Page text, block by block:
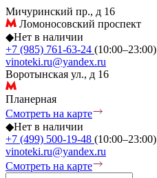
Мичуринский пр., д 16
Ломоносовский проспект
◆Нет в наличии
+7 (985) 761-63-24 (10:00–23:00)
vinoteki.ru@yandex.ru
Воротынская ул., д 16
Планерная
Смотреть на карте
◆Нет в наличии
+7 (499) 500-19-48 (10:00–23:00)
vinoteki.ru@yandex.ru
Смотреть на карте